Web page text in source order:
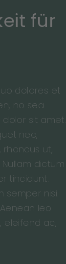
für
dolores et
no sea
sit amet.
nec,
rhoncus ut,
dictum
tincidunt.
semper nisi.
leo
eleifend ac,